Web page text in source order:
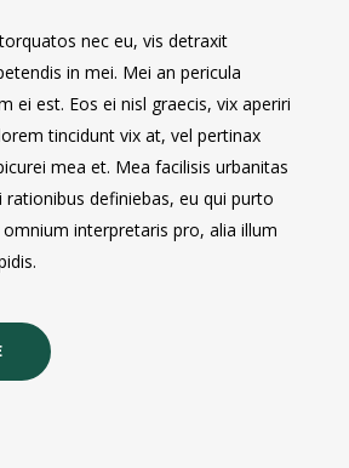
nec eu, vis detraxit
in mei. Mei an pericula
ei est. Eos ei nisl graecis, vix aperiri
tincidunt vix at, vel pertinax
mea et. Mea facilisis urbanitas
rationibus definiebas, eu qui purto
interpretaris pro, alia illum